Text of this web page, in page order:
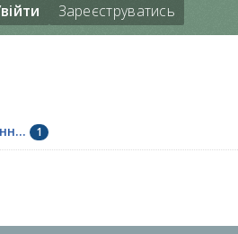
Зареєструватись
1